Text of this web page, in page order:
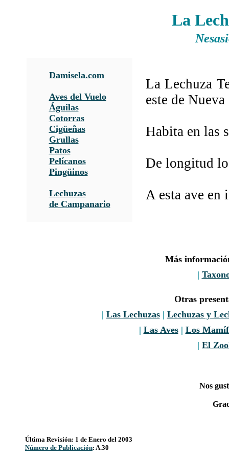
La
Damisela.com
Aves del Vuelo
Águilas
Cotorras
Cigüeñas
Grullas
Patos
Pelícanos
Pingüinos
Lechuzas
de Campanario
La Lechuza
este de
Habita en las
De longitud
A esta ave en
Más
|
Otras
| Las Lechuzas| Lechuzas y
| Las Aves| Los
| El
Nos
Última Revisión: 1 de Enero del 2003
Número de Publicación: A.30